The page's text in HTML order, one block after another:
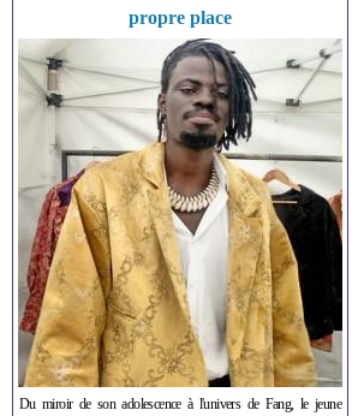
propre place
Du miroir de son adolescence à l'univers de Fang, le jeune